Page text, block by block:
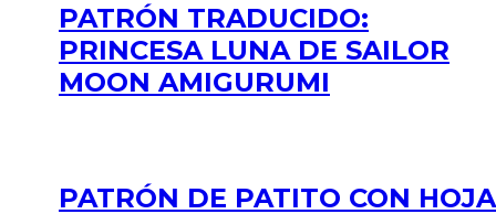
PATRÓN TRADUCIDO:
PRINCESA LUNA DE SAILOR
MOON AMIGURUMI
PATRÓN DE PATITO CON HOJA